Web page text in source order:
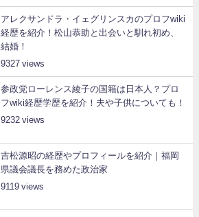
アレクサンドラ・イェグリンスカのプロフwiki
経歴を紹介！松山恭助と出会いと馴れ初め、
結婚！
9327
参政党ローレンス綾子の国籍は日本人？プロ
フwiki経歴学歴を紹介！夫や子供についても！
9232
吉松源昭の経歴やプロフィールを紹介｜福岡
県議会議長を務めた政治家
9119